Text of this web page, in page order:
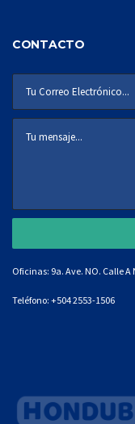
CONTACTO
Oficinas: 9a. Ave. NO. Calle
Teléfono: +504 2553-1506